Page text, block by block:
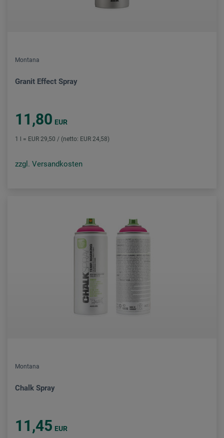
Montana
Granit Effect Spray
11,80 EUR
1 l = EUR 29,50 / (netto: EUR 24,58)
zzgl. Versandkosten
Montana
Chalk Spray
11,45 EUR